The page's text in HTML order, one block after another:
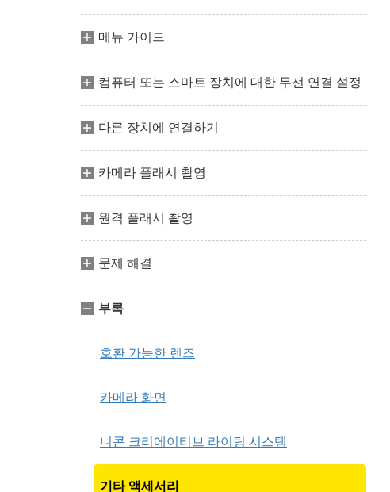
메뉴 가이드
컴퓨터 또는 스마트 장치에 대한 무선 연결 설정
다른 장치에 연결하기
카메라 플래시 촬영
원격 플래시 촬영
문제 해결
부록
호환 가능한 렌즈
카메라 화면
니콘 크리에이티브 라이팅 시스템
기타 액세서리